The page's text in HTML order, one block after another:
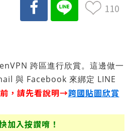
110
跨區進行欣賞。這邊做一
與 Facebook 來綁定 LINE
，請先看說明→跨國貼圖欣賞
加入按讚唷！